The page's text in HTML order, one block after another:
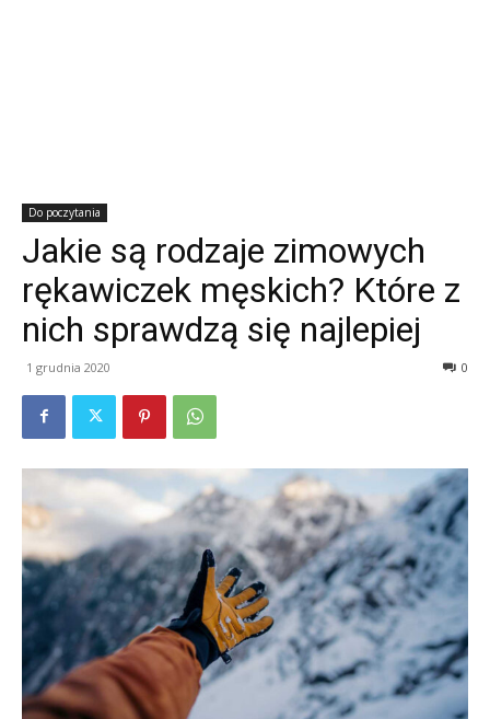
Do poczytania
Jakie są rodzaje zimowych
rękawiczek męskich? Które z
nich sprawdzą się najlepiej
1 grudnia 2020 0